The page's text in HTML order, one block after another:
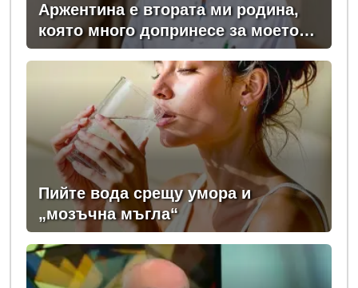
Аржентина е втората ми родина,
която много допринесе за моето
професионално развитие
Пийте вода срещу умора и
„мозъчна мъгла“